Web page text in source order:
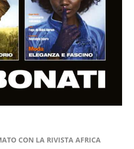
CON LA RIVISTA AFRICA